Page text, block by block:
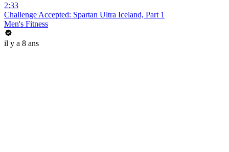
2:33
Challenge Accepted: Spartan Ultra Iceland, Part 1
Men's Fitness
il y a 8 ans